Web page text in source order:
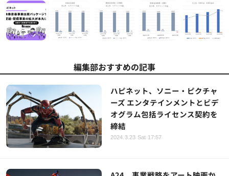
編集部おすすめの記事
ハピネット、ソニー・ピクチャ
ーズ エンタテインメントとビデ
オグラム包括ライセンス契約を
締結
2024.3.23 Sat 17:57